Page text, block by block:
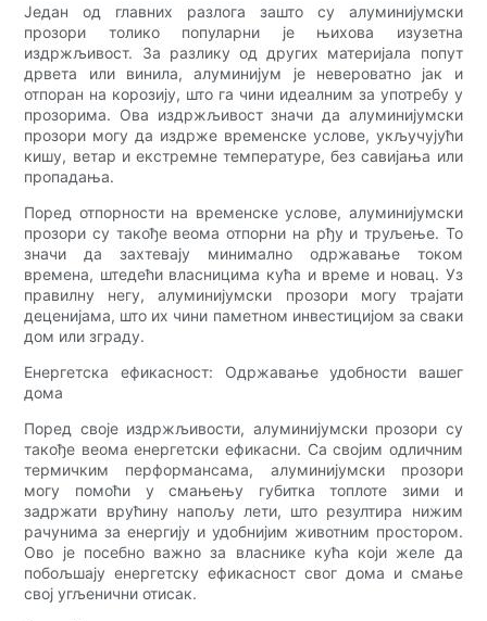
Један од главних разлога зашто су алуминијумски
прозори толико популарни је њихова изузетна
издржљивост. За разлику од других материјала попут
дрвета или винила, алуминијум је невероватно јак и
отпоран на корозију, што га чини идеалним за употребу у
прозорима. Ова издржљивост значи да алуминијумски
прозори могу да издрже временске услове, укључујући
кишу, ветар и екстремне температуре, без савијања или
пропадања.
Поред отпорности на временске услове, алуминијумски
прозори су такође веома отпорни на рђу и труљење. То
значи да захтевају минимално одржавање током
времена, штедећи власницима кућа и време и новац. Уз
правилну негу, алуминијумски прозори могу трајати
деценијама, што их чини паметном инвестицијом за сваки
дом или зграду.
Енергетска ефикасност: Одржавање удобности вашег
дома
Поред своје издржљивости, алуминијумски прозори су
такође веома енергетски ефикасни. Са својим одличним
термичким перформансама, алуминијумски прозори
могу помоћи у смањењу губитка топлоте зими и
задржати врућину напољу лети, што резултира нижим
рачунима за енергију и удобнијим животним простором.
Ово је посебно важно за власнике кућа који желе да
побољшају енергетску ефикасност свог дома и смање
свој угљенични отисак.